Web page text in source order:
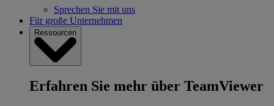
Sprechen Sie mit uns
Für große Unternehmen
Ressourcen
Erfahren Sie mehr über TeamViewer